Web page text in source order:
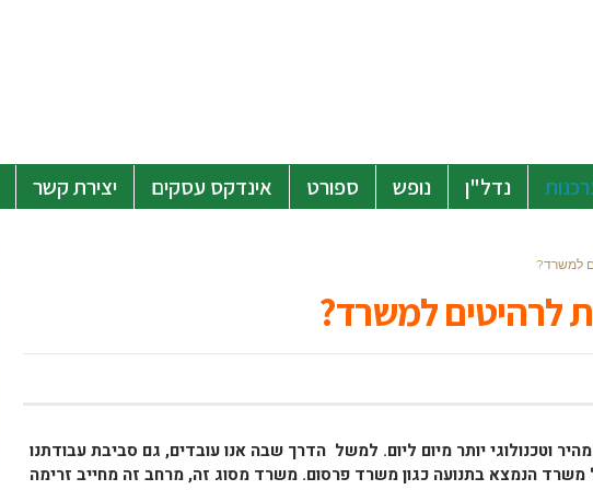
נדל"ן נופש ספורט אינדקס עסקים יצירת קשר
למשרד?
לרהיטים למשרד?
וטכנולוגי יותר מיום ליום. למשל הדרך שבה אנו עובדים, גם סביבת עבודתנו
הנמצא בתנועה כגון משרד פרסום. משרד מסוג זה, מרחב זה מחייב זרימה